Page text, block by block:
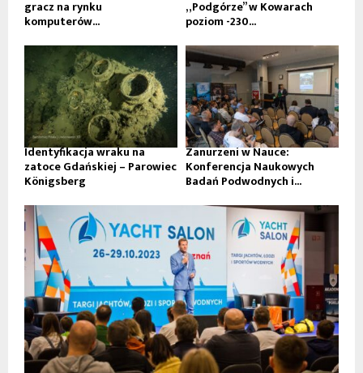
gracz na rynku
komputerów...
„Podgórze” w Kowarach
poziom -230...
Identyfikacja wraku na
zatoce Gdańskiej – Parowiec
Königsberg
Zanurzeni w Nauce:
Konferencja Naukowych
Badań Podwodnych i...